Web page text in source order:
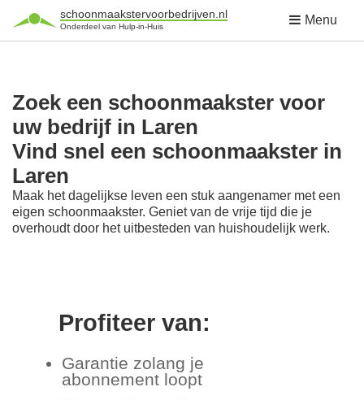
schoonmaakstervoorbedrijven.nl
Onderdeel van Hulp-in-Huis Menu
Zoek een schoonmaakster voor
uw bedrijf in Laren
Vind snel een schoonmaakster in
Laren
Maak het dagelijkse leven een stuk aangenamer met een
eigen schoonmaakster. Geniet van de vrije tijd die je
overhoudt door het uitbesteden van huishoudelijk werk.
Profiteer van:
Garantie zolang je
abonnement loopt